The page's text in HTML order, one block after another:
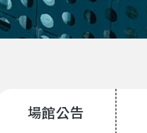
場館公告